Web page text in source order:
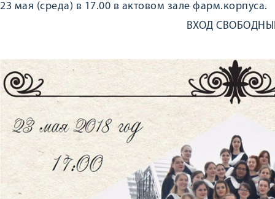
23 мая (среда) в 17.00 в актовом зале фарм.корпуса.
ВХОД